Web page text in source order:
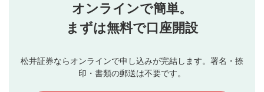
投稿するボタン
星で評価をすると投稿できます。（お名前とコメント
動画の評価
行ってください。
当社は、利用者同士、もしくは利用者と第三者間のトラ
ブルによって生じた損害に対して一切の責任を負いませ
評価およびコメントは当社にて審査のうえ、掲載となり
ます。掲載されるまでに日数がかかる場合や掲載されない
オンラインで簡単。
まずは無料で口座開設
松井証券ならオンラインで申し込みが完結します。署名・捺
印・書類の郵送は不要です。